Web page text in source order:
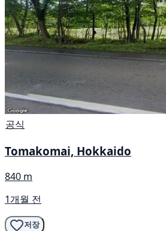
공식
Tomakomai, Hokkaido
840 m
1개월 전
저장